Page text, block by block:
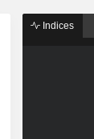
Indices